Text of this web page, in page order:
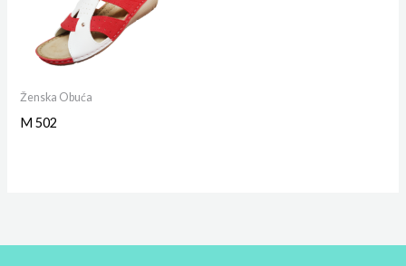
Ženska Obuća
M 502